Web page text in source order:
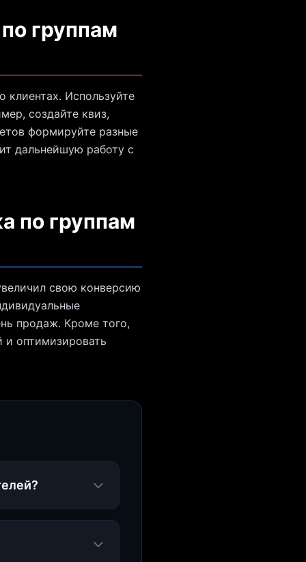
группам
клиентах. Используйте
создайте квиз,
формируйте разные
дальнейшую работу с
по группам
свою конверсию
продаж. Кроме того,
и оптимизировать